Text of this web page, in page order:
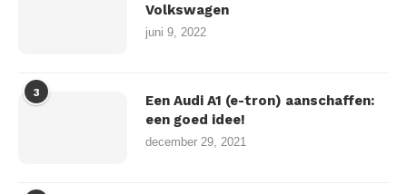
Volkswagen
juni 9, 2022
3
Een Audi A1 (e-tron) aanschaffen:
een goed idee!
december 29, 2021